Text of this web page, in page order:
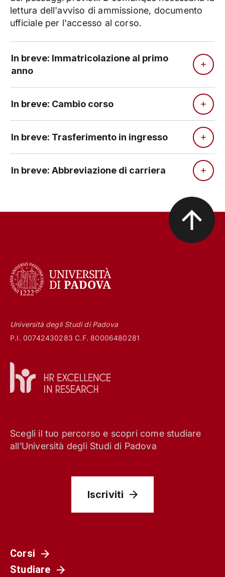
lettura dell'avviso di ammissione, documento
ufficiale per l'accesso al corso.
In breve: Immatricolazione al primo
anno
In breve: Cambio corso
In breve: Trasferimento in ingresso
In breve: Abbreviazione di carriera
Università degli Studi di Padova
P.I. 00742430283 C.F. 80006480281
Scegli il tuo percorso e scopri come studiare
all’Università degli Studi di Padova
Iscriviti
Corsi
Studiare